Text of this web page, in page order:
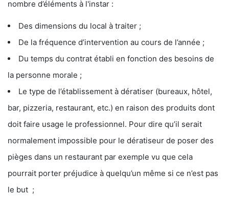
nombre d’éléments à l'instar :
Des dimensions du local à traiter ;
De la fréquence d’intervention au cours de l’année ;
Du temps du contrat établi en fonction des besoins de
la personne morale ;
Le type de l’établissement à dératiser (bureaux, hôtel,
bar, pizzeria, restaurant, etc.) en raison des produits dont
doit faire usage le professionnel. Pour dire qu’il serait
normalement impossible pour le dératiseur de poser des
pièges dans un restaurant par exemple vu que cela
pourrait porter préjudice à quelqu’un même si ce n’est pas
le but ;